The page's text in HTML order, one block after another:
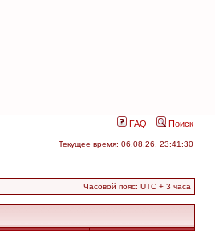
FAQ Поиск
Текущее время: 06.08.26, 23:41:30
Часовой пояс: UTC + 3 часа